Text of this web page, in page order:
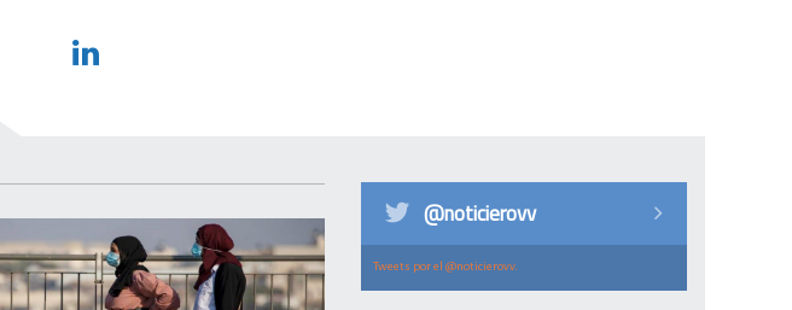
@noticierovv
Tweets por el @noticierovv.